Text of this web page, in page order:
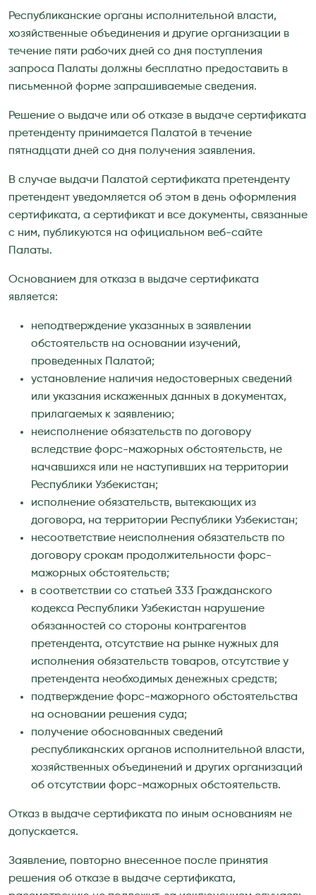
Республиканские органы исполнительной власти,
хозяйственные объединения и другие организации в
течение пяти рабочих дней со дня поступления
запроса Палаты должны бесплатно предоставить в
письменной форме запрашиваемые сведения.
Решение о выдаче или об отказе в выдаче сертификата
претенденту принимается Палатой в течение
пятнадцати дней со дня получения заявления.
В случае выдачи Палатой сертификата претенденту
претендент уведомляется об этом в день оформления
сертификата, а сертификат и все документы, связанные
с ним, публикуются на официальном веб-сайте
Палаты.
Основанием для отказа в выдаче сертификата
является:
неподтверждение указанных в заявлении
обстоятельств на основании изучений,
проведенных Палатой;
установление наличия недостоверных сведений
или указания искаженных данных в документах,
прилагаемых к заявлению;
неисполнение обязательств по договору
вследствие форс-мажорных обстоятельств, не
начавшихся или не наступивших на территории
Республики Узбекистан;
исполнение обязательств, вытекающих из
договора, на территории Республики Узбекистан;
несоответствие неисполнения обязательств по
договору срокам продолжительности форс-
мажорных обстоятельств;
в соответствии со статьей 333 Гражданского
кодекса Республики Узбекистан нарушение
обязанностей со стороны контрагентов
претендента, отсутствие на рынке нужных для
исполнения обязательств товаров, отсутствие у
претендента необходимых денежных средств;
подтверждение форс-мажорного обстоятельства
на основании решения суда;
получение обоснованных сведений
республиканских органов исполнительной власти,
хозяйственных объединений и других организаций
об отсутствии форс-мажорных обстоятельств.
Отказ в выдаче сертификата по иным основаниям не
допускается.
Заявление, повторно внесенное после принятия
решения об отказе в выдаче сертификата,